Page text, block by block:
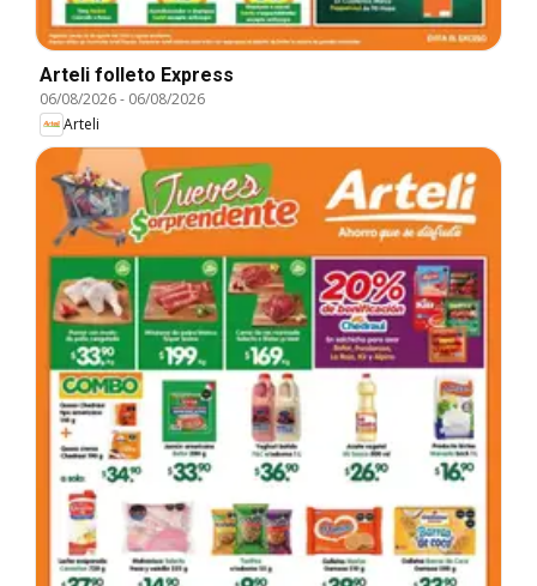
Arteli folleto Express
06/08/2026- 06/08/2026
Arteli